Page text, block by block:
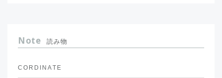
Note 読み物
CORDINATE